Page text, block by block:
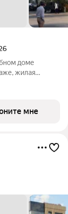
доме
жилая
30.3 м2.
мне